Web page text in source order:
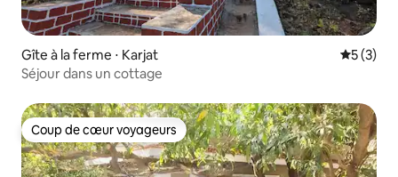
Gîte à la ferme ⋅ Karjat
5 (3)
Séjour dans un cottage
Coup de cœur voyageurs
Coup de cœur voyageurs